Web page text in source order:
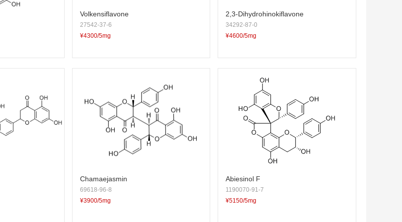
Volkensiflavone
27542-37-6
¥4300/5mg
2,3-Dihydrohinokiflavone
34292-87-0
¥4600/5mg
Chamaejasmin
69618-96-8
¥3900/5mg
Abiesinol F
1190070-91-7
¥5150/5mg